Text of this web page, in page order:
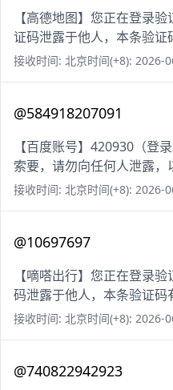
【高德地图】您正在登录
证码泄露于他人，本条验证
接收时间: 北京时间(+8): 2026-
@584918207091
【百度账号】420930（登
索要，请勿向任何人泄露，
接收时间: 北京时间(+8): 2026-
@10697697
【嘀嗒出行】您正在登录
码泄露于他人，本条验证码
接收时间: 北京时间(+8): 2026-
@740822942923